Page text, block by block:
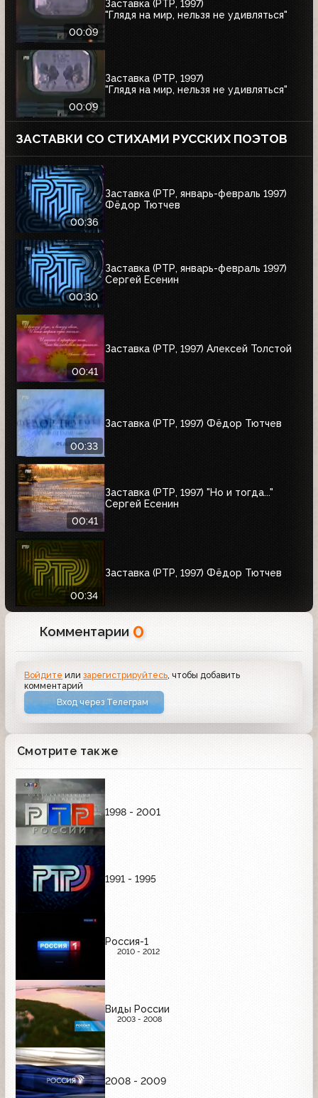
00:09
Заставка (РТР, 1997)
"Глядя на мир, нельзя не удивляться"
00:09
Заставка (РТР, 1997)
"Глядя на мир, нельзя не удивляться"
ЗАСТАВКИ СО СТИХАМИ РУССКИХ ПОЭТОВ
00:36
Заставка (РТР, январь-февраль 1997)
Фёдор Тютчев
00:30
Заставка (РТР, январь-февраль 1997)
Сергей Есенин
00:41
Заставка (РТР, 1997) Алексей Толстой
00:33
Заставка (РТР, 1997) Фёдор Тютчев
00:41
Заставка (РТР, 1997) "Но и тогда..."
Сергей Есенин
00:34
Заставка (РТР, 1997) Фёдор Тютчев
Комментарии 0
Войдите илизарегистрируйтесь, чтобы добавить
комментарий
Вход через Телеграм
Смотрите также
1998 - 2001
1991 - 1995
Россия-1
2010 - 2012
Виды России
2003 - 2008
2008 - 2009